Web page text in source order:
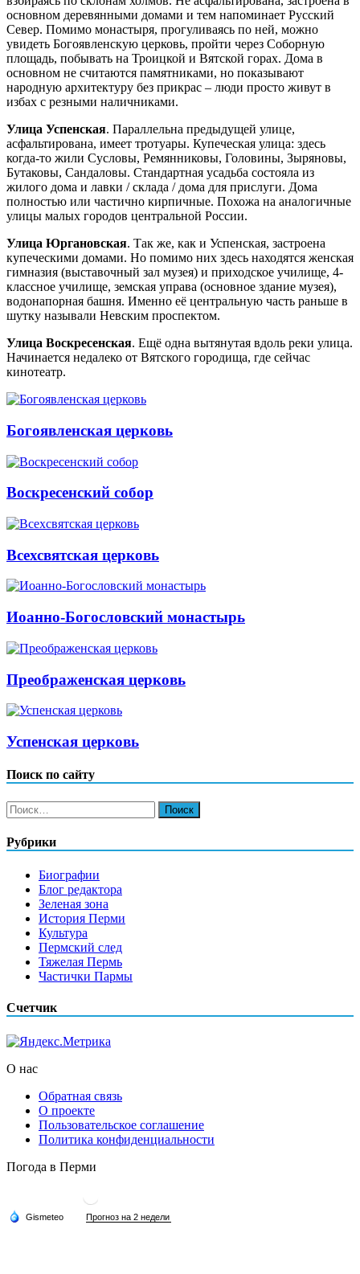
основном деревянными домами и тем напоминает Русский
Север. Помимо монастыря, прогуливаясь по ней, можно
увидеть Богоявленскую церковь, пройти через Соборную
площадь, побывать на Троицкой и Вятской горах. Дома в
основном не считаются памятниками, но показывают
народную архитектуру без прикрас – люди просто живут в
избах с резными наличниками.
Улица Успенская. Параллельна предыдущей улице,
асфальтирована, имеет тротуары. Купеческая улица: здесь
когда-то жили Сусловы, Ремянниковы, Головины, Зыряновы,
Бутаковы, Сандаловы. Стандартная усадьба состояла из
жилого дома и лавки / склада / дома для прислуги. Дома
полностью или частично кирпичные. Похожа на аналогичные
улицы малых городов центральной России.
Улица Юргановская. Так же, как и Успенская, застроена
купеческими домами. Но помимо них здесь находятся женская
гимназия (выставочный зал музея) и приходское училище, 4-
классное училище, земская управа (основное здание музея),
водонапорная башня. Именно её центральную часть раньше в
шутку называли Невским проспектом.
Улица Воскресенская. Ещё одна вытянутая вдоль реки улица.
Начинается недалеко от Вятского городища, где сейчас
кинотеатр.
Богоявленская церковь
Воскресенский собор
Всехсвятская церковь
Иоанно-Богословский монастырь
Преображенская церковь
Успенская церковь
Поиск по сайту
Найти:
Рубрики
Биографии
Блог редактора
Зеленая зона
История Перми
Культура
Пермский след
Тяжелая Пермь
Частички Пармы
Счетчик
О нас
Обратная связь
О проекте
Пользовательское соглашение
Политика конфиденциальности
Погода в Перми